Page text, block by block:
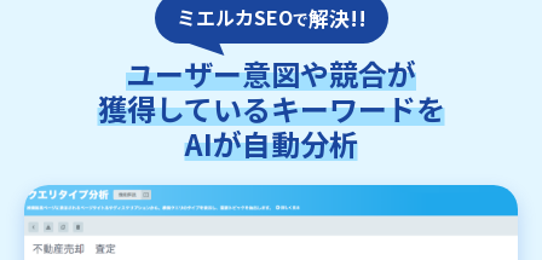
ミエルカSEOで解決!!
ユーザー意図や競合が
獲得しているキーワードを
AIが自動分析